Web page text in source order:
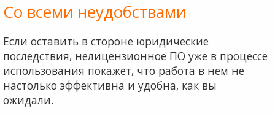
Со всеми неудобствами
Если оставить в стороне юридические
последствия, нелицензионное ПО уже в процессе
использования покажет, что работа в нем не
настолько эффективна и удобна, как вы
ожидали.